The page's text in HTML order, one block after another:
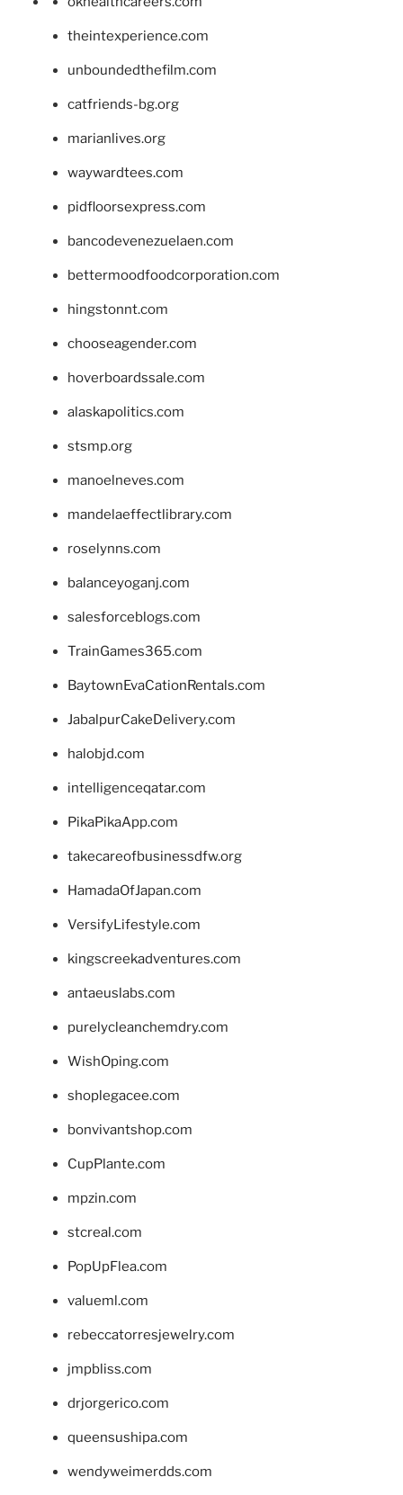
theintexperience.com
unboundedthefilm.com
catfriends-bg.org
marianlives.org
waywardtees.com
pidfloorsexpress.com
bancodevenezuelaen.com
bettermoodfoodcorporation.com
hingstonnt.com
chooseagender.com
hoverboardssale.com
alaskapolitics.com
stsmp.org
manoelneves.com
mandelaeffectlibrary.com
roselynns.com
balanceyoganj.com
salesforceblogs.com
TrainGames365.com
BaytownEvaCationRentals.com
JabalpurCakeDelivery.com
halobjd.com
intelligenceqatar.com
PikaPikaApp.com
takecareofbusinessdfw.org
HamadaOfJapan.com
VersifyLifestyle.com
kingscreekadventures.com
antaeuslabs.com
purelycleanchemdry.com
WishOping.com
shoplegacee.com
bonvivantshop.com
CupPlante.com
mpzin.com
stcreal.com
PopUpFlea.com
valueml.com
rebeccatorresjewelry.com
jmpbliss.com
drjorgerico.com
queensushipa.com
wendyweimerdds.com